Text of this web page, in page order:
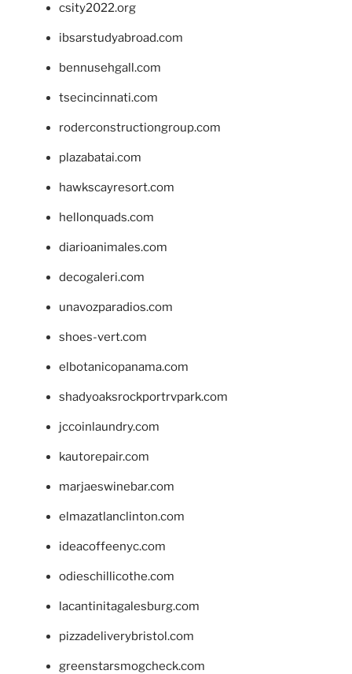
csity2022.org
ibsarstudyabroad.com
bennusehgall.com
tsecincinnati.com
roderconstructiongroup.com
plazabatai.com
hawkscayresort.com
hellonquads.com
diarioanimales.com
decogaleri.com
unavozparadios.com
shoes-vert.com
elbotanicopanama.com
shadyoaksrockportrvpark.com
jccoinlaundry.com
kautorepair.com
marjaeswinebar.com
elmazatlanclinton.com
ideacoffeenyc.com
odieschillicothe.com
lacantinitagalesburg.com
pizzadeliverybristol.com
greenstarsmogcheck.com